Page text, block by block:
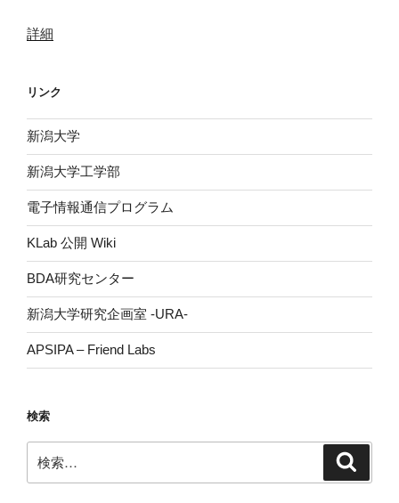
詳細
リンク
新潟大学
新潟大学工学部
電子情報通信プログラム
KLab 公開 Wiki
BDA研究センター
新潟大学研究企画室 -URA-
APSIPA – Friend Labs
検索
索: